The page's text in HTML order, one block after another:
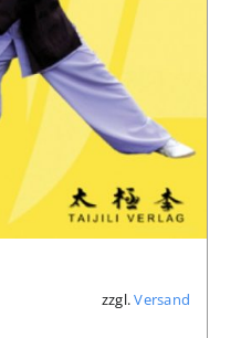
zzgl.Versand